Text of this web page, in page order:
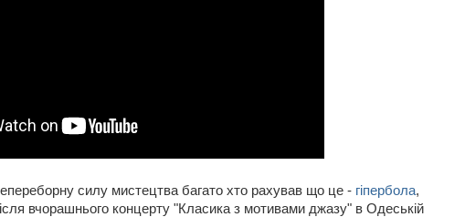
силу мистецтва багато хто рахував що це - гіпербола,
вчорашнього концерту "Класика з мотивами джазу" в Одеській